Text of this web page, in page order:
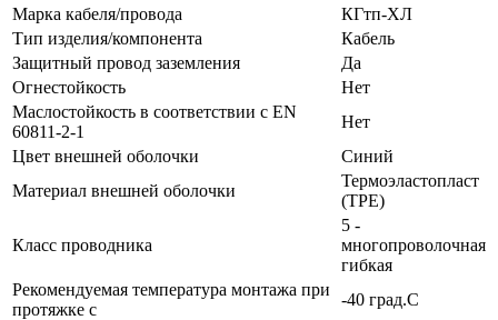
Марка кабеля/провода
КГтп-ХЛ
Тип изделия/компонента
Кабель
Защитный провод заземления
Да
Огнестойкость
Нет
Маслостойкость в соответствии с EN
60811-2-1
Нет
Цвет внешней оболочки
Синий
Материал внешней оболочки
Термоэластопласт
(TPE)
Класс проводника
5 -
многопроволочная
гибкая
Рекомендуемая температура монтажа при
протяжке с
-40 град.C